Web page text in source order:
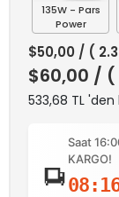
135W - Pars
Power
$50,00 / (
$60,00 / (
533,68 TL
Saat
KARGO!